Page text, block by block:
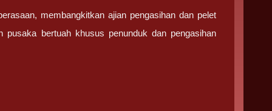
membangkitkan ajian pengasihan dan pelet
bertuah khusus penunduk dan pengasihan